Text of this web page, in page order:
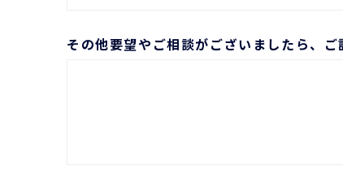
その他要望やご相談がございましたら、ご